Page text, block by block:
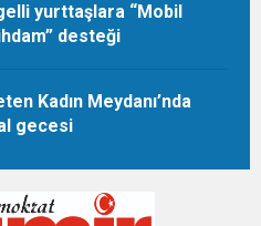
yurttaşlara “Mobil
desteği
Kadın Meydanı’nda
gecesi